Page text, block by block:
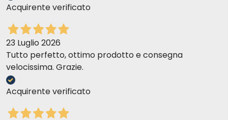
Acquirente verificato
23 Luglio 2026
Tutto perfetto, ottimo prodotto e consegna
velocissima. Grazie.
Acquirente verificato